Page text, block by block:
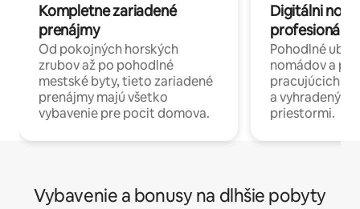
Kompletne zariadené
prenájmy
Od pokojných horských
zrubov až po pohodlné
mestské byty, tieto zariadené
prenájmy majú všetko
vybavenie pre pocit domova.
Digitálni
profesionáli
Pohodlné
nomádov a
pracujúcich
a
priestormi.
Vybavenie a bonusy na dlhšie pobyty